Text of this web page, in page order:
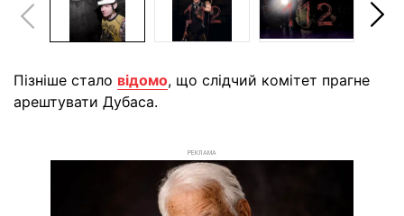
Пізніше стало відомо, що слідчий комітет прагне
арештувати Дубаса.
РЕКЛАМА